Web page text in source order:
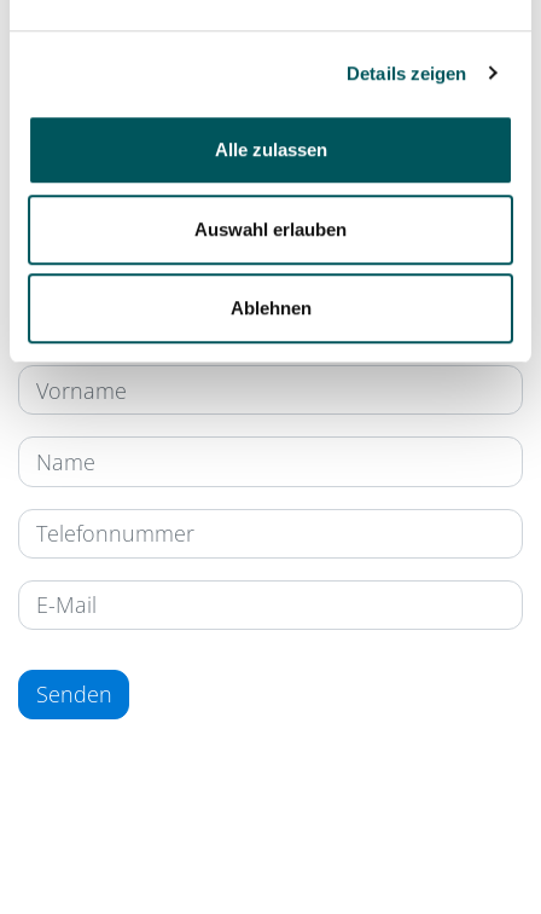
Details zeigen
Alle zulassen
Auswahl erlauben
Ablehnen
Kontaktmöglichkeit
Nur ausfüllen, falls eine Rückmeldung gewünscht
ist.
Senden